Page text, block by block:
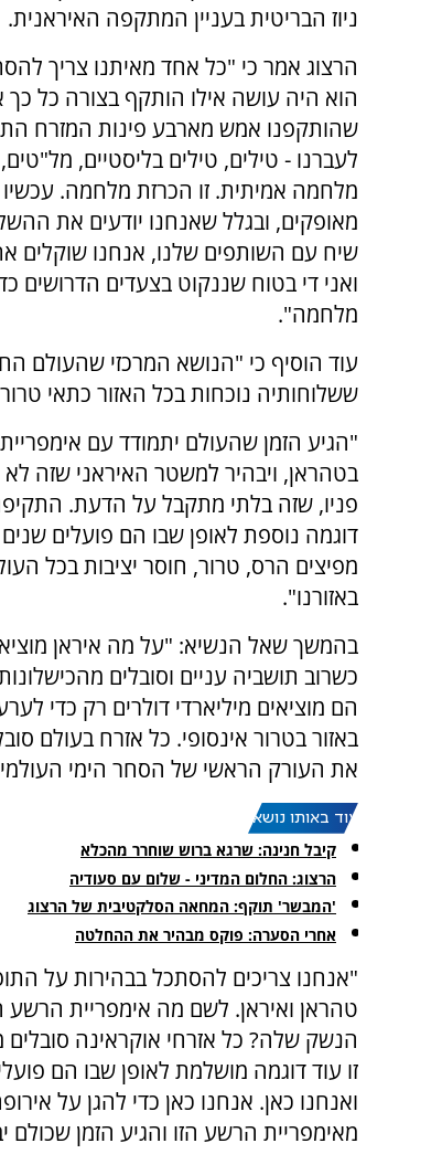
ניוז הבריטית בעניין המתקפה האיראנית.
הרצוג אמר כי "כל אחד מאיתנו צריך
הוא היה עושה אילו הותקף בצורה כל כך
שהותקפנו אמש מארבע פינות המזרח
לעברנו - טילים, טילים בליסטיים, מל"טים,
מלחמה אמיתית. זו הכרזת מלחמה.
מאופקים, ובגלל שאנחנו יודעים את
שיח עם השותפים שלנו, אנחנו שוקלים
ואני די בטוח שננקוט בצעדים הדרושים
מלחמה".
עוד הוסיף כי "הנושא המרכזי שהעולם
ששלוחותיה נוכחות בכל האזור כתאי
"הגיע הזמן שהעולם יתמודד עם
בטהראן, ויבהיר למשטר האיראני שזה לא
פניו, שזה בלתי מתקבל על הדעת.
דוגמה נוספת לאופן שבו הם פועלים
מפיצים הרס, טרור, חוסר יציבות בכל
באזורנו".
בהמשך שאל הנשיא: "על מה איראן
כשרוב תושביה עניים וסובלים
הם מוציאים מיליארדי דולרים רק כדי
באזור בטרור אינסופי. כל אזרח בעולם
את העורק הראשי של הסחר הימי העולמי
עוד באותו נושא:
קיבל חנינה: שרגא ברוש שוחרר מהכלא
הרצוג: החלום המדיני - שלום עם סעודיה
'המבשר' תוקף: המחאה הסלקטיבית של הרצוג
אחרי הסערה: פוקס מבהיר את ההחלטה
"אנחנו צריכים להסתכל בבהירות על
טהראן ואיראן. לשם מה אימפריית
הנשק שלה? כל אזרחי אוקראינה
זו עוד דוגמה מושלמת לאופן שבו הם
ואנחנו כאן. אנחנו כאן כדי להגן על
מאימפריית הרשע הזו והגיע הזמן שכולם